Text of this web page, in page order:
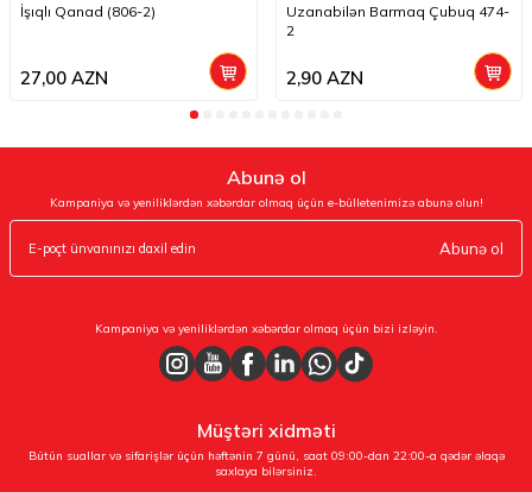
İşıqlı Qanad (806-2)
27,00 AZN
Uzanabilən Barmaq Çubuq 474-
2
2,90AZN
Abunə ol
Kampaniya və yeniliklərdən xəbərdar olmaq üçün e-bülletenimizə abunə olun!
Abunə ol
Kampaniya və yeniliklərdən xəbərdar olmaq üçün bizi izləyin.
Müştəri xidməti
Bütün suallar və sifarişlər üçün həftənin 7 günü, saat 09:00-dan 22:00-a qədər əlaqə
saxlaya bilərsiniz.